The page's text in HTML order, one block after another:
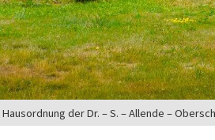
Hausordnung der Dr. – S. – Allende –